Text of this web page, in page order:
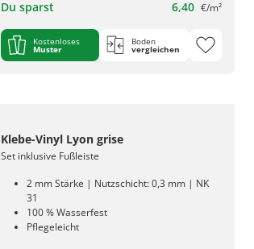
Du sparst 6,40 €/m²
Kostenloses
Muster
Boden
vergleichen
Klebe-Vinyl Lyon grise
Set inklusive Fußleiste
2 mm Stärke | Nutzschicht: 0,3 mm | NK
31
100 % Wasserfest
Pflegeleicht